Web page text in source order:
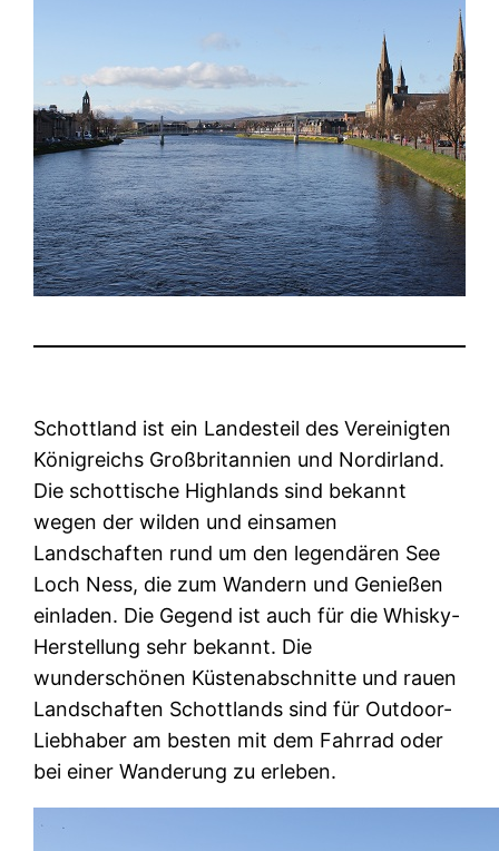
Schottland ist ein Landesteil des Vereinigten
Königreichs Großbritannien und Nordirland.
Die schottische Highlands sind bekannt
wegen der wilden und einsamen
Landschaften rund um den legendären See
Loch Ness, die zum Wandern und Genießen
einladen. Die Gegend ist auch für die Whisky-
Herstellung sehr bekannt. Die
wunderschönen Küstenabschnitte und rauen
Landschaften Schottlands sind für Outdoor-
Liebhaber am besten mit dem Fahrrad oder
bei einer Wanderung zu erleben.